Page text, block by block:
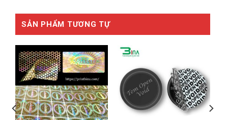
SẢN PHẨM TƯƠNG TỰ